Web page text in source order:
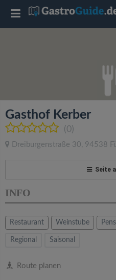
Gasthof Kerber
(0)
Dreiburgenstraße 30, 94538
Seite
INFO
Restaurant Weinstube
Regional Saisonal
Route planen
T
l
e
a
v